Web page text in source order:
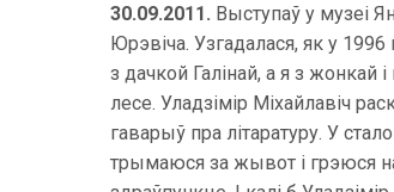
30.09.2011. Выступаў у музеі
Юрэвіча. Узгадалася, як у
з дачкой Галінай, а я з
лесе. Уладзімір Міхайлавіч
гаварыў пра літаратуру. У
трымаюся за жывот і грэюся